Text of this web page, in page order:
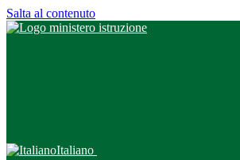
Salta al contenuto
Italiano